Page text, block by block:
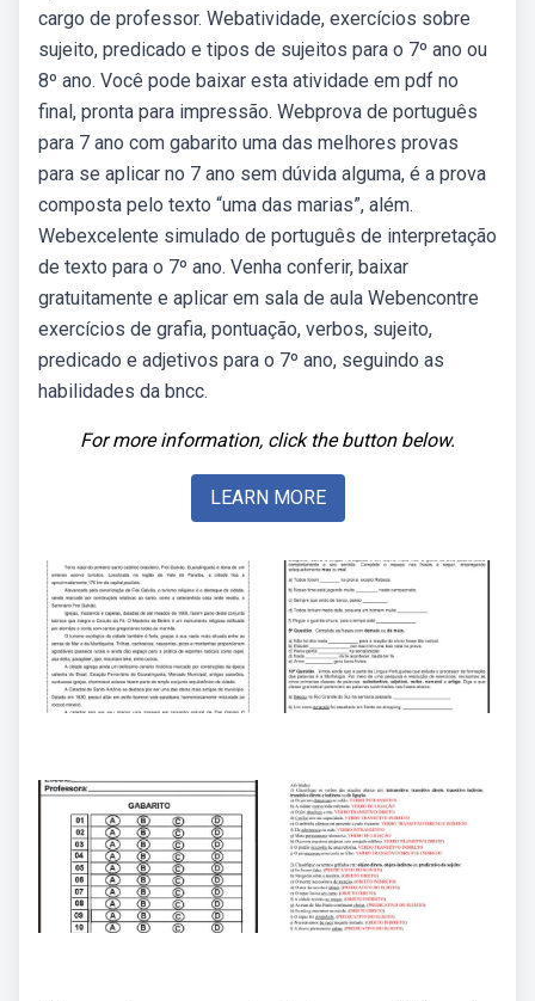
cargo de professor. Webatividade, exercícios sobre
sujeito, predicado e tipos de sujeitos para o 7º ano ou
8º ano. Você pode baixar esta atividade em pdf no
final, pronta para impressão. Webprova de português
para 7 ano com gabarito uma das melhores provas
para se aplicar no 7 ano sem dúvida alguma, é a prova
composta pelo texto “uma das marias”, além.
Webexcelente simulado de português de interpretação
de texto para o 7º ano. Venha conferir, baixar
gratuitamente e aplicar em sala de aula Webencontre
exercícios de grafia, pontuação, verbos, sujeito,
predicado e adjetivos para o 7º ano, seguindo as
habilidades da bncc.
For more information, click the button below.
LEARN MORE